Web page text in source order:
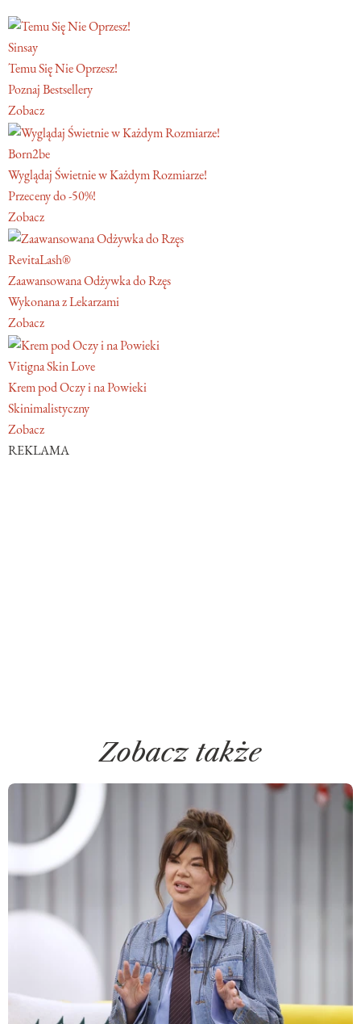
Sinsay
Temu Się Nie Oprzesz!
Poznaj Bestsellery
Zobacz
Born2be
Wyglądaj Świetnie w Każdym Rozmiarze!
Przeceny do -50%!
Zobacz
RevitaLash®
Zaawansowana Odżywka do Rzęs
Wykonana z Lekarzami
Zobacz
Vitigna Skin Love
Krem pod Oczy i na Powieki
Skinimalistyczny
Zobacz
REKLAMA
Zobacz także